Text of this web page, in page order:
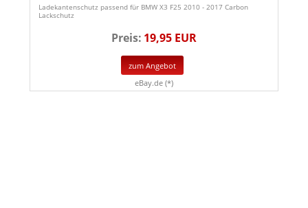
Ladekantenschutz passend für BMW X3 F25 2010 - 2017 Carbon
Lackschutz
Preis: 19,95 EUR
zum Angebot
eBay.de (*)